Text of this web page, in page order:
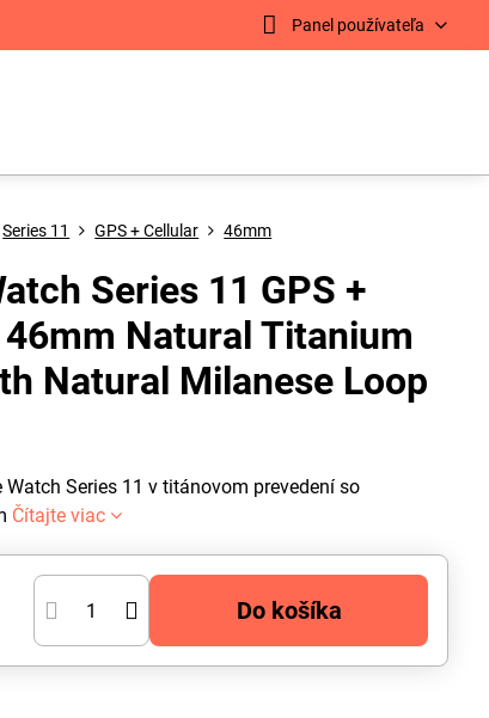
Panel používateľa
Series 11 GPS + Cellular 46mm
Series 11 GPS +
Natural Titanium
Natural Milanese Loop
Watch Series 11 v titánovom prevedení so
Čítajte viac
Do košíka